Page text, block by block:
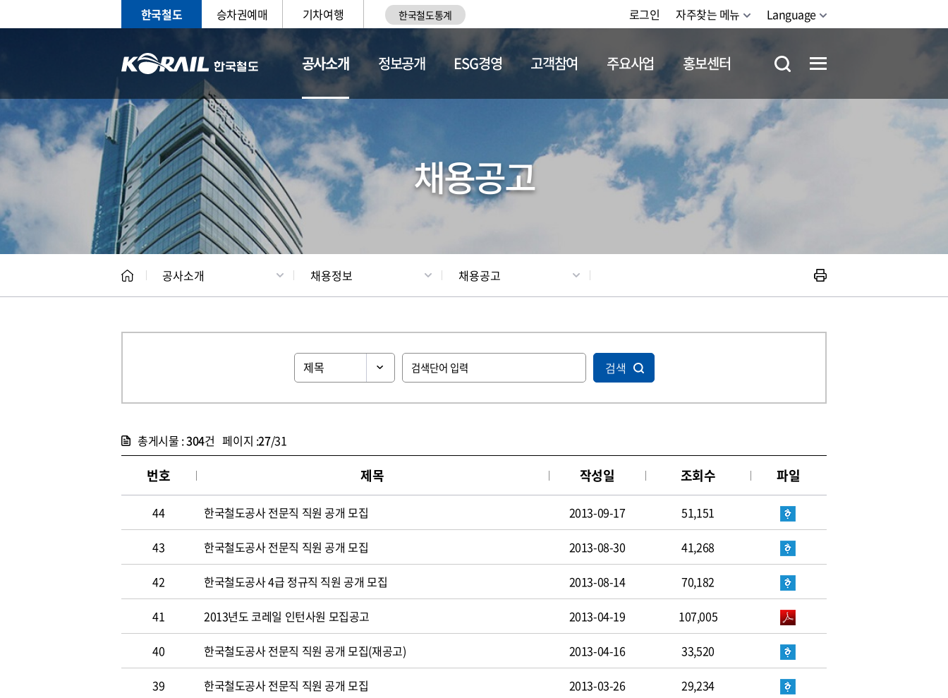
한국철도 승차권예매 기차여행 한국철도통계 로그인 자주찾는 메뉴 Language
공사소개
CEO 일반현황 채용정보
정보공개 ESG경영 고객참여 주요사업 홍보센터
채용공고
공사소개 채용정보 채용공고
검색
총게시물 :304건 페이지 :27/31
번호 제목 작성일 조회수 파일
44 한국철도공사 전문직 직원 공개 모집 2013-09-17 51,151
43 한국철도공사 전문직 직원 공개 모집 2013-08-30 41,268
42 한국철도공사 4급 정규직 직원 공개 모집 2013-08-14 70,182
41 2013년도 코레일 인턴사원 모집공고 2013-04-19 107,005
40 한국철도공사 전문직 직원 공개 모집(재공고) 2013-04-16 33,520
39 한국철도공사 전문직 직원 공개 모집 2013-03-26 29,234